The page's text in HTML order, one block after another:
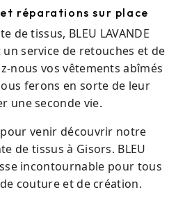
réparations sur place
de tissus, BLEU LAVANDE
service de retouches et de
nous vos vêtements abîmés
ferons en sorte de leur
une seconde vie.
venir découvrir notre
de tissus à Gisors. BLEU
incontournable pour tous
couture et de création.